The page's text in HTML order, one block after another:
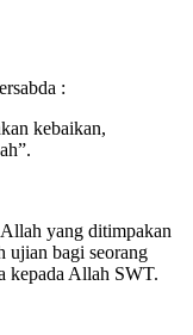
:
kebaikan,
yang ditimpakan
ujian bagi seorang
kepada Allah SWT.